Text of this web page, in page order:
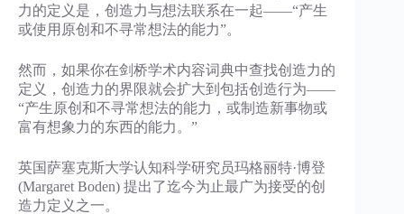
力的定义是，创造力与想法联系在一起——“产生
或使用原创和不寻常想法的能力”。
然而，如果你在剑桥学术内容词典中查找创造力的
定义，创造力的界限就会扩大到包括创造行为——
“产生原创和不寻常想法的能力，或制造新事物或
富有想象力的东西的能力。”
英国萨塞克斯大学认知科学研究员玛格丽特·博登
(Margaret Boden) 提出了迄今为止最广为接受的创
造力定义之一。